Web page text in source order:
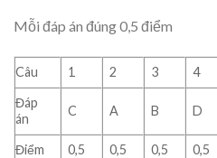
Mỗi đáp án đúng 0,5 điểm
Câu 1 2 3 4
Đáp
án
C A B D
Điểm 0,5 0,5 0,5 0,5